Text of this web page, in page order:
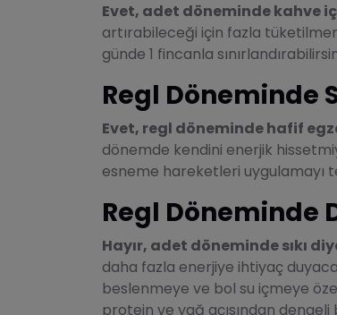
Evet, adet döneminde kahve
artırabileceği için fazla
günde 1 fincanla
Regl Döneminde
Evet, regl döneminde hafif
dönemde kendini enerjik
esneme hareketleri uygulamayı
Regl Döneminde
Hayır, adet döneminde sıkı
daha fazla enerjiye ihtiyaç
beslenmeye ve bol su içmeye
protein ve yağ açısından